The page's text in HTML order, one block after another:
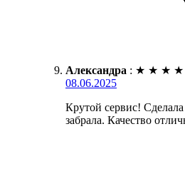
Александра : ★ ★ ★ ★
08.06.2025
Крутой сервис!
забрала. Качество